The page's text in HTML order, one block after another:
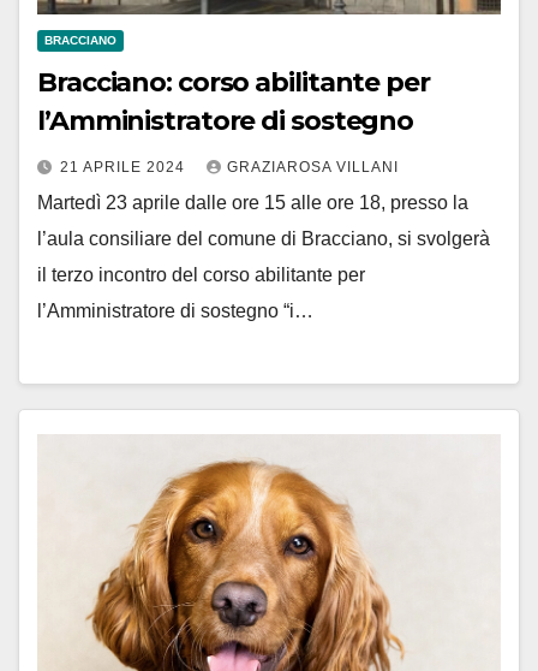
BRACCIANO
Bracciano: corso abilitante per
l’Amministratore di sostegno
21 APRILE 2024 GRAZIAROSA VILLANI
Martedì 23 aprile dalle ore 15 alle ore 18, presso la
l’aula consiliare del comune di Bracciano, si svolgerà
il terzo incontro del corso abilitante per
l’Amministratore di sostegno “i…